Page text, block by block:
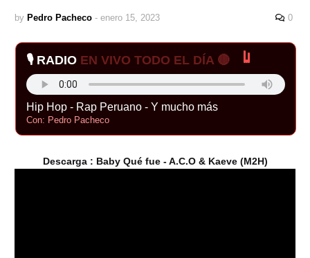
by Pedro Pacheco - enero 15, 2023 0
🎙️ RADIO EN VIVO TODO EL DÍA 🔴
Hip Hop - Rap Peruano - Y mucho más
Con: Pedro Pacheco
Descarga : Baby Qué fue - A.C.O & Kaeve (M2H)